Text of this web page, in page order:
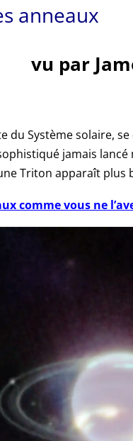
anneaux
vu par
du Système solaire,
jamais
Triton apparaît
comme vous ne